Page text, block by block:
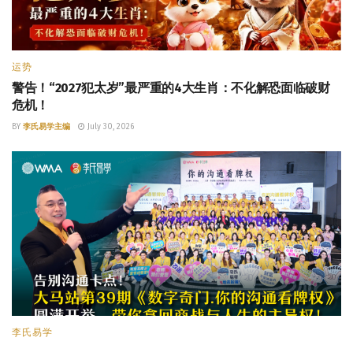
运势
警告！“2027犯太岁”最严重的4大生肖：不化解恐面临破财
危机！
BY 李氏易学主编 July 30, 2026
李氏易学